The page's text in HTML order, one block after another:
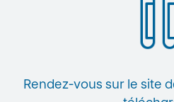
Rendez-vous sur le site